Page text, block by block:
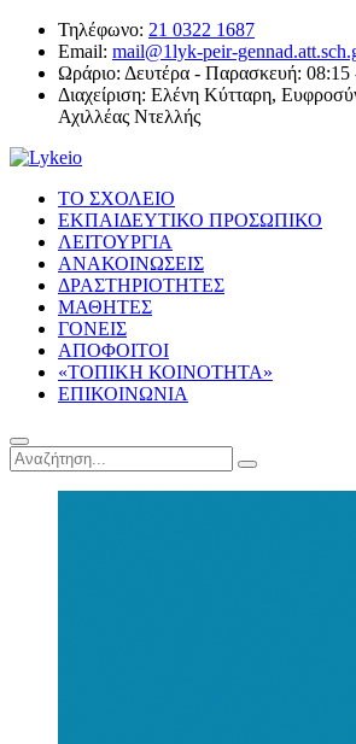
Τηλέφωνο: 21 0322 1687
Email: mail@1lyk-peir-
Ωράριο: Δευτέρα - Παρασκευή: 08:15
Διαχείριση: Ελένη Κύτταρη,
Αχιλλέας Ντελλής
ΤΟ ΣΧΟΛΕΙΟ
ΕΚΠΑΙΔΕΥΤΙΚΟ ΠΡΟΣΩΠΙΚΟ
ΛΕΙΤΟΥΡΓΙΑ
ΑΝΑΚΟΙΝΩΣΕΙΣ
ΔΡΑΣΤΗΡΙΟΤΗΤΕΣ
ΜΑΘΗΤΕΣ
ΓΟΝΕΙΣ
ΑΠΟΦΟΙΤΟΙ
«ΤΟΠΙΚΗ ΚΟΙΝΟΤΗΤΑ»
ΕΠΙΚΟΙΝΩΝΙΑ